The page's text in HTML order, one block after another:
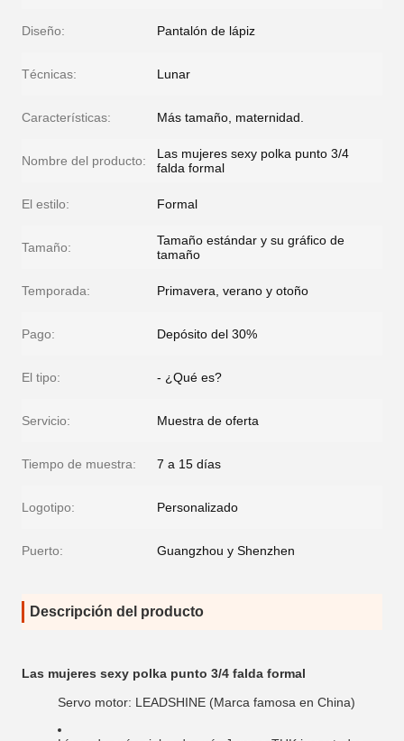
Diseño: Pantalón de lápiz
Técnicas: Lunar
Características: Más tamaño, maternidad.
Nombre del producto:
Las mujeres sexy polka punto 3/4
falda formal
El estilo: Formal
Tamaño:
Tamaño estándar y su gráfico de
tamaño
Temporada: Primavera, verano y otoño
Pago: Depósito del 30%
El tipo: - ¿Qué es?
Servicio: Muestra de oferta
Tiempo de muestra: 7 a 15 días
Logotipo: Personalizado
Puerto: Guangzhou y Shenzhen
Descripción del producto
Las mujeres sexy polka punto 3/4 falda formal
Servo motor: LEADSHINE (Marca famosa en China)